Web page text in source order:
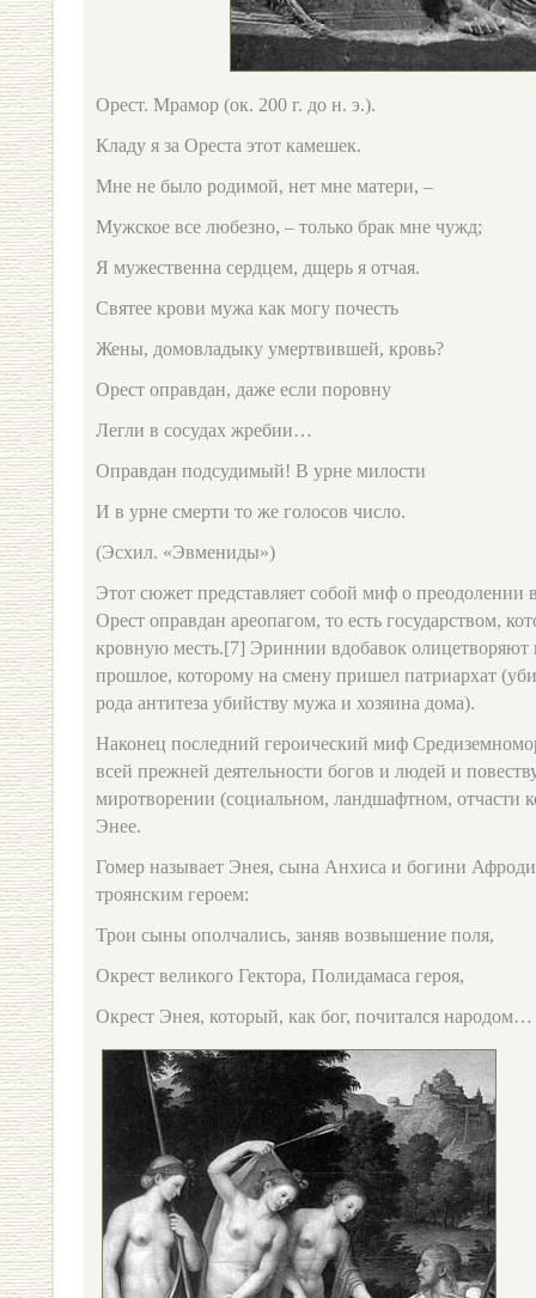
Орест. Мрамор (ок. 200 г. до н. э.).
Кладу я за Ореста этот камешек.
Мне не было родимой, нет мне матери, –
Мужское все любезно, – только брак мне чужд;
Я мужественна сердцем, дщерь я отчая.
Святее крови мужа как могу почесть
Жены, домовладыку умертвившей, кровь?
Орест оправдан, даже если поровну
Легли в сосудах жребии…
Оправдан подсудимый! В урне милости
И в урне смерти то же голосов число.
(Эсхил. «Эвмениды»)
Этот сюжет представляет собой миф о преодолении
Орест оправдан ареопагом, то есть государством,
кровную месть.[7] Эриннии вдобавок олицетворяют
прошлое, которому на смену пришел патриархат
рода антитеза убийству мужа и хозяина дома).
Наконец последний героический миф
всей прежней деятельности богов и людей и
миротворении (социальном, ландшафтном, отчасти
Энее.
Гомер называет Энея, сына Анхиса и богини
троянским героем:
Трои сыны ополчались, заняв возвышение поля,
Окрест великого Гектора, Полидамаса героя,
Окрест Энея, который, как бог, почитался народом…